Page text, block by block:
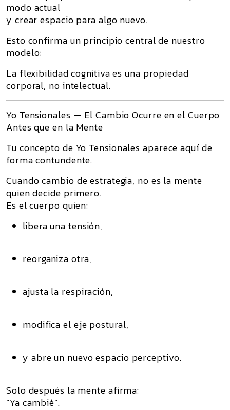
modo actual
y crear espacio para algo nuevo.
Esto confirma un principio central de nuestro
modelo:
La flexibilidad cognitiva es una propiedad
corporal, no intelectual.
Yo Tensionales — El Cambio Ocurre en el Cuerpo
Antes que en la Mente
Tu concepto de Yo Tensionales aparece aquí de
forma contundente.
Cuando cambio de estrategia, no es la mente
quien decide primero.
Es el cuerpo quien:
libera una tensión,
reorganiza otra,
ajusta la respiración,
modifica el eje postural,
y abre un nuevo espacio perceptivo.
Solo después la mente afirma:
“Ya cambié”.